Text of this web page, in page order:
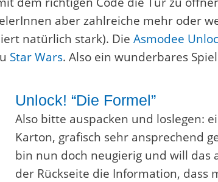
aber zahlreiche mehr oder
natürlich stark). Die Asmodee
Star Wars. Also ein wunderbares
Unlock! “Die Formel”
Also bitte auspacken und loslegen:
Karton, grafisch sehr ansprechend
bin nun doch neugierig und will das
der Rückseite die Information, dass